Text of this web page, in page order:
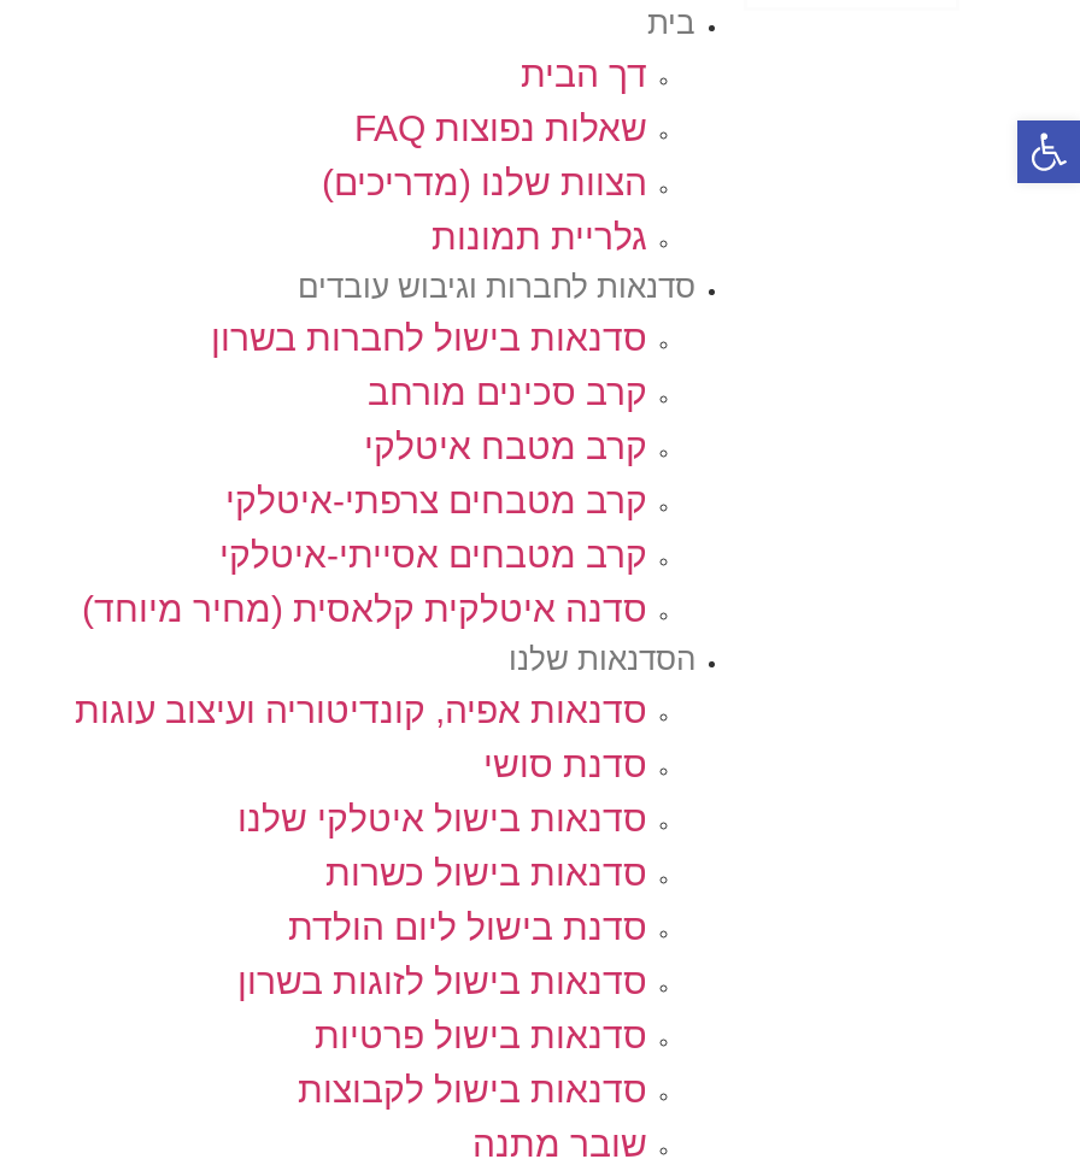
בית
דך הבית
שאלות נפוצות FAQ
הצוות שלנו (מדריכים)
גלריית תמונות
סדנאות לחברות וגיבוש עובדים
סדנאות בישול לחברות בשרון
קרב סכינים מורחב
קרב מטבח איטלקי
קרב מטבחים צרפתי-איטלקי
קרב מטבחים אסייתי-איטלקי
סדנה איטלקית קלאסית (מחיר מיוחד)
הסדנאות שלנו
סדנאות אפיה, קונדיטוריה ועיצוב עוגות
סדנת סושי
סדנאות בישול איטלקי שלנו
סדנאות בישול כשרות
סדנת בישול ליום הולדת
סדנאות בישול לזוגות בשרון
סדנאות בישול פרטיות
סדנאות בישול לקבוצות
שובר מתנה
פתח סרגל נגישות